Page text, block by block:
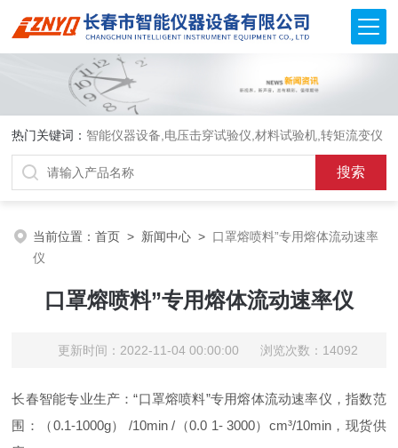
热门关键词： 智能仪器设备,电压击穿试验仪,材料试验机,转矩流变仪
当前位置：首页 > 新闻中心 > 口罩熔喷料”专用熔体流动速率
仪
口罩熔喷料”专用熔体流动速率仪
更新时间：2022-11-04 00:00:00 浏览次数：14092
长春智能专业生产：“口罩熔喷料”专用熔体流动速率仪，指数范
围：（0.1-1000g） /10min /（0.0 1- 3000）cm³/10min，现货供